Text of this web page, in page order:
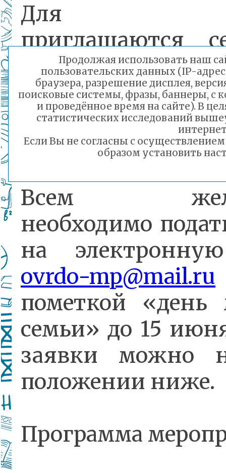
Для
приглашаются
пары с детьми и
Также можно
родственников в
группы
Всем
необходимо
на
ovrdo-mp@mail.ru
пометкой «день
семьи» до 15
заявки можно
положении ниже.
Программа
Продолжая использовать наш
пользовательских данных (IP-
браузера, разрешение дисплея,
поисковые системы, фразы, баннеры, с
и проведённое время на сайте). В
статистических исследований
Если Вы не согласны с
образом установить